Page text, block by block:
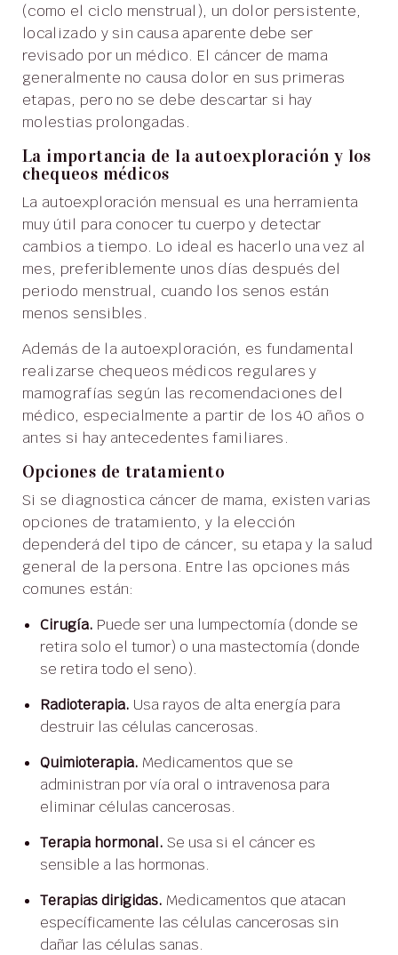
(como el ciclo menstrual), un dolor persistente,
localizado y sin causa aparente debe ser
revisado por un médico. El cáncer de mama
generalmente no causa dolor en sus primeras
etapas, pero no se debe descartar si hay
molestias prolongadas.
La importancia de la autoexploración y los
chequeos médicos
La autoexploración mensual es una herramienta
muy útil para conocer tu cuerpo y detectar
cambios a tiempo. Lo ideal es hacerlo una vez al
mes, preferiblemente unos días después del
periodo menstrual, cuando los senos están
menos sensibles.
Además de la autoexploración, es fundamental
realizarse chequeos médicos regulares y
mamografías según las recomendaciones del
médico, especialmente a partir de los 40 años o
antes si hay antecedentes familiares.
Opciones de tratamiento
Si se diagnostica cáncer de mama, existen varias
opciones de tratamiento, y la elección
dependerá del tipo de cáncer, su etapa y la salud
general de la persona. Entre las opciones más
comunes están:
Cirugía. Puede ser una lumpectomía (donde se
retira solo el tumor) o una mastectomía (donde
se retira todo el seno).
Radioterapia. Usa rayos de alta energía para
destruir las células cancerosas.
Quimioterapia. Medicamentos que se
administran por vía oral o intravenosa para
eliminar células cancerosas.
Terapia hormonal. Se usa si el cáncer es
sensible a las hormonas.
Terapias dirigidas. Medicamentos que atacan
específicamente las células cancerosas sin
dañar las células sanas.